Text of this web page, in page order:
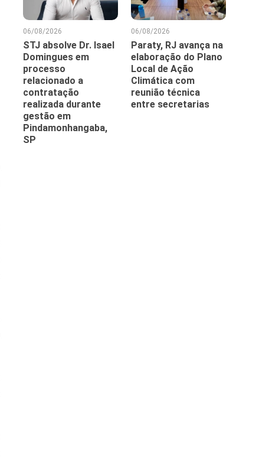
06/08/2026
STJ absolve Dr. Isael
Domingues em
processo
relacionado a
contratação
realizada durante
gestão em
Pindamonhangaba,
SP
06/08/2026
Paraty, RJ avança na
elaboração do Plano
Local de Ação
Climática com
reunião técnica
entre secretarias